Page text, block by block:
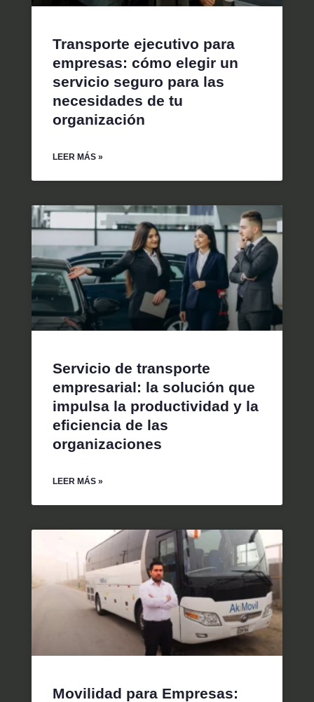
Transporte ejecutivo para
empresas: cómo elegir un
servicio seguro para las
necesidades de tu
organización
LEER MÁS »
Servicio de transporte
empresarial: la solución que
impulsa la productividad y la
eficiencia de las
organizaciones
LEER MÁS »
Movilidad para Empresas: